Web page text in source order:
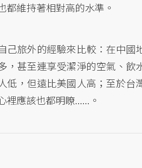
都維持著相對高的水準。
己旅外的經驗來比較：在中國
，甚至連享受潔淨的空氣、飲
低，但遠比美國人高；至於台
裡應該也都明瞭......。